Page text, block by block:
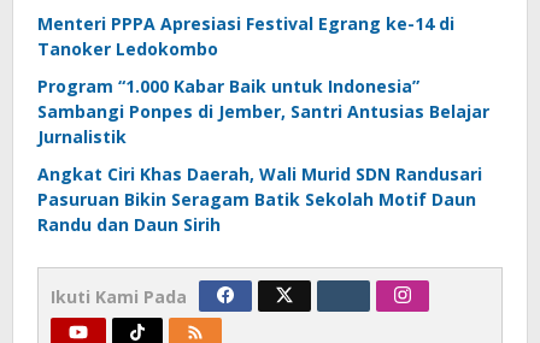
Menteri PPPA Apresiasi Festival Egrang ke-14 di
Tanoker Ledokombo
Program “1.000 Kabar Baik untuk Indonesia”
Sambangi Ponpes di Jember, Santri Antusias Belajar
Jurnalistik
Angkat Ciri Khas Daerah, Wali Murid SDN Randusari
Pasuruan Bikin Seragam Batik Sekolah Motif Daun
Randu dan Daun Sirih
Ikuti Kami Pada